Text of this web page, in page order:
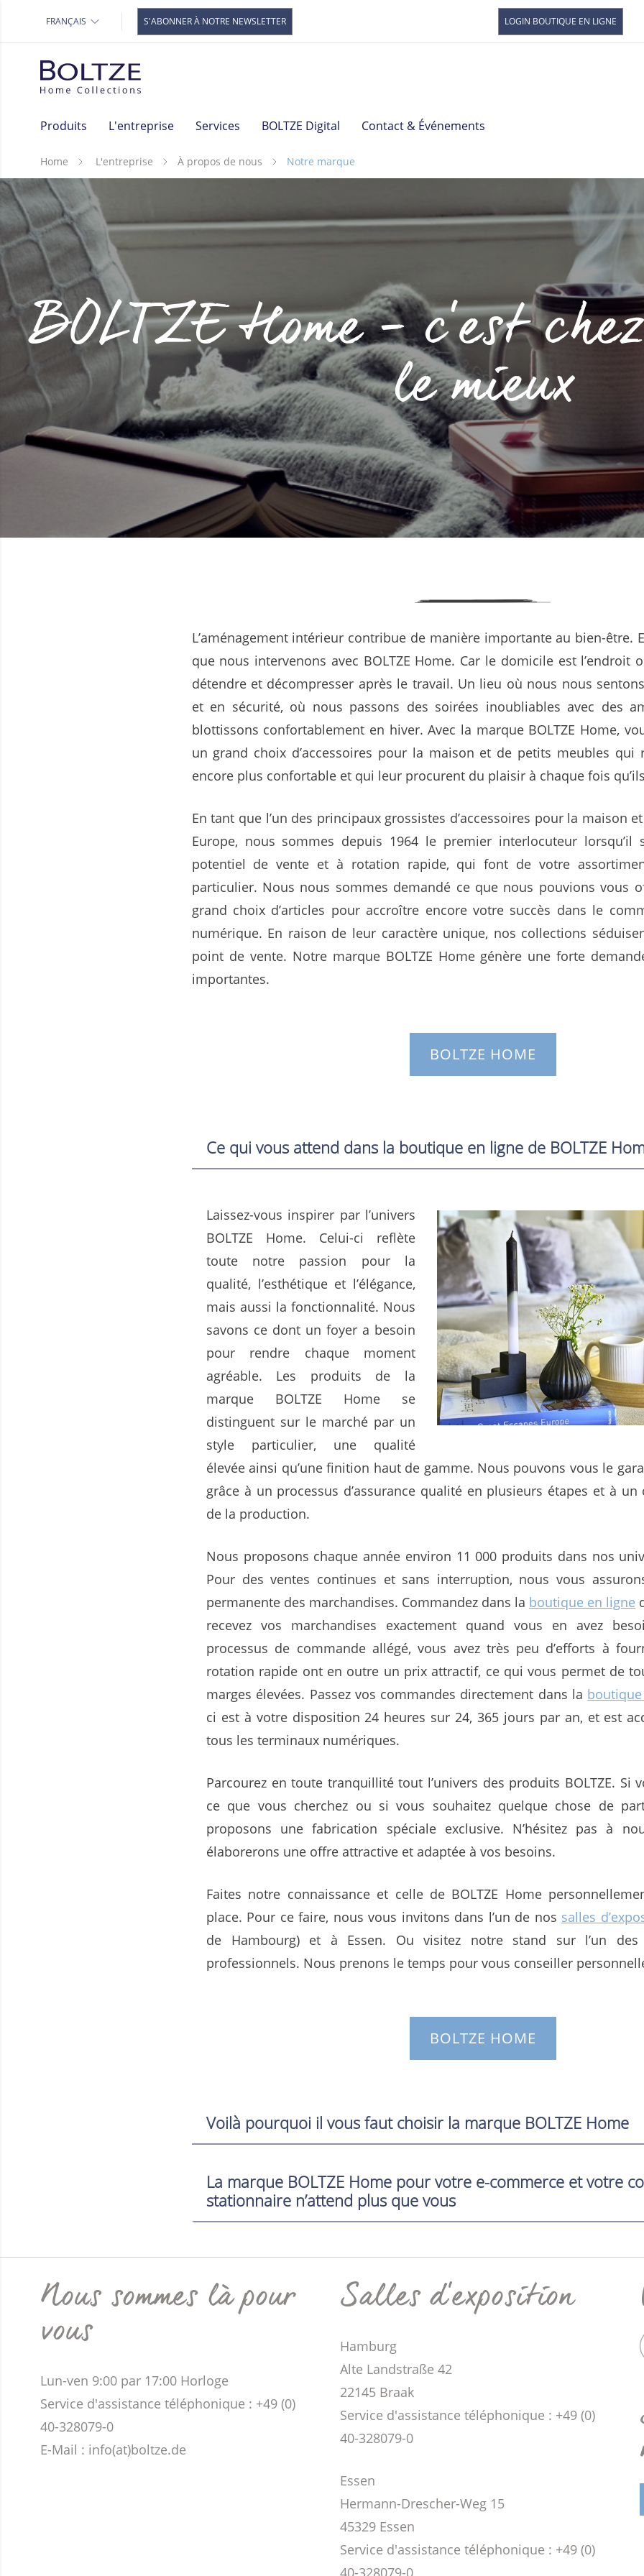
FRANÇAIS S'ABONNER À NOTRE NEWSLETTER LOGIN BOUTIQUE EN LIGNE
Produits
Pendentifs de décoration et
Décoration de jardin
Décoration de rouille
Luminaires
L'entreprise Services BOLTZE Digital Contact & Événements
Home L'entreprise À propos de nous Notre marque
BOLTZE Home - c’est
le mieux
L’aménagement intérieur contribue de manière importante au bien-être.
que nous intervenons avec BOLTZE Home. Car le domicile est l’endroit
détendre et décompresser après le travail. Un lieu où nous nous
et en sécurité, où nous passons des soirées inoubliables avec des
blottissons confortablement en hiver. Avec la marque BOLTZE Home,
un grand choix d’accessoires pour la maison et de petits meubles qui
encore plus confortable et qui leur procurent du plaisir à chaque fois
En tant que l’un des principaux grossistes d’accessoires pour la maison
Europe, nous sommes depuis 1964 le premier interlocuteur lorsqu’il
potentiel de vente et à rotation rapide, qui font de votre
particulier. Nous nous sommes demandé ce que nous pouvions vous
grand choix d’articles pour accroître encore votre succès dans le
numérique. En raison de leur caractère unique, nos collections
point de vente. Notre marque BOLTZE Home génère une forte
importantes.
BOLTZE HOME
Ce qui vous attend dans la boutique en ligne de BOLTZE
Laissez-vous inspirer par l’univers
BOLTZE Home. Celui-ci reflète
toute notre passion pour la
qualité, l’esthétique et l’élégance,
mais aussi la fonctionnalité. Nous
savons ce dont un foyer a besoin
pour rendre chaque moment
agréable. Les produits de la
marque BOLTZE Home se
distinguent sur le marché par un
style particulier, une qualité
élevée ainsi qu’une finition haut de gamme. Nous pouvons vous le
grâce à un processus d’assurance qualité en plusieurs étapes et à
de la production.
Nous proposons chaque année environ 11 000 produits dans nos
Pour des ventes continues et sans interruption, nous vous
permanente des marchandises. Commandez dans la boutique en ligne
recevez vos marchandises exactement quand vous en avez
processus de commande allégé, vous avez très peu d’efforts à
rotation rapide ont en outre un prix attractif, ce qui vous permet de
marges élevées. Passez vos commandes directement dans la
ci est à votre disposition 24 heures sur 24, 365 jours par an, et est
tous les terminaux numériques.
Parcourez en toute tranquillité tout l’univers des produits BOLTZE. Si
ce que vous cherchez ou si vous souhaitez quelque chose de
proposons une fabrication spéciale exclusive. N’hésitez pas à
élaborerons une offre attractive et adaptée à vos besoins.
Faites notre connaissance et celle de BOLTZE Home
place. Pour ce faire, nous vous invitons dans l’un de nos salles
de Hambourg) et à Essen. Ou visitez notre stand sur l’un des
professionnels. Nous prenons le temps pour vous conseiller
BOLTZE HOME
Voilà pourquoi il vous faut choisir la marque BOLTZE Home
La marque BOLTZE Home pour votre e-commerce et votre
stationnaire n’attend plus que vous
Nous sommes là pour
vous
Lun-ven 9:00 par 17:00 Horloge
Service d'assistance téléphonique : +49 (0)
40-328079-0
E-Mail : info(at)boltze.de
Salles d'exposition
Hamburg
Alte Landstraße 42
22145 Braak
Service d'assistance téléphonique : +49 (0)
40-328079-0
Essen
Hermann-Drescher-Weg 15
45329 Essen
Service d'assistance téléphonique : +49 (0)
40-328079-0